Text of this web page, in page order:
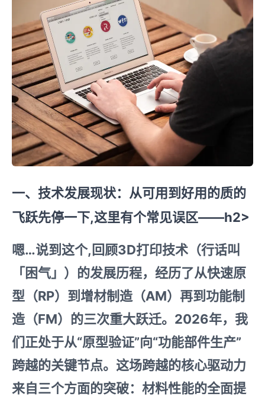
一、技术发展现状：从可用到好用的质的
飞跃先停一下,这里有个常见误区——h2>
嗯…说到这个,回顾3D打印技术（行话叫
「困气」）的发展历程，经历了从快速原
型（RP）到增材制造（AM）再到功能制
造（FM）的三次重大跃迁。2026年，我
们正处于从“原型验证”向“功能部件生产”
跨越的关键节点。这场跨越的核心驱动力
来自三个方面的突破：材料性能的全面提